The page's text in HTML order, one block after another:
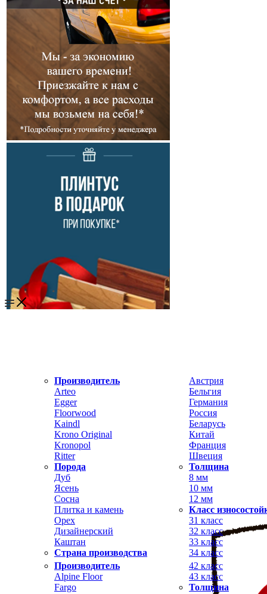
Производитель
Arteo
Egger
Floorwood
Kaindl
Krono Original
Kronopol
Ritter
Порода
Дуб
Ясень
Сосна
Плитка и камень
Орех
Дизайнерский
Каштан
Страна производства
Австрия
Бельгия
Германия
Россия
Беларусь
Китай
Франция
Швеция
Толщина
8 мм
10 мм
12 мм
Класс
31 класс
32 класс
33 класс
34 класс
Производитель
Alpine Floor
Fargo
42 класс
43 класс
Толщина